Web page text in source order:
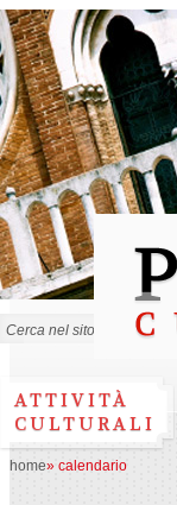
ATTIVITÀ
CULTURALI
home» calendario